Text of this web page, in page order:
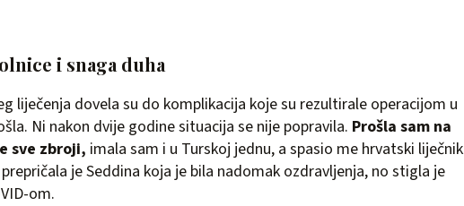
i snaga duha
liječenja dovela su do komplikacija koje su rezultirale operacijom u
Ni nakon dvije godine situacija se nije popravila. Prošla sam na
sve zbroji, imala sam i u Turskoj jednu, a spasio me hrvatski liječnik
je Seddina koja je bila nadomak ozdravljenja, no stigla je
om.